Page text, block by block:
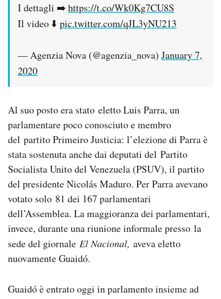
I dettagli ➡️ https://t.co/Wk0Kg7CU8S
Il video ⬇️ pic.twitter.com/qJL3yNU213
— Agenzia Nova (@agenzia_nova) January 7,
2020
Al suo posto era stato eletto Luis Parra, un
parlamentare poco conosciuto e membro
del partito Primeiro Justicia: l’elezione di Parra è
stata sostenuta anche dai deputati del Partito
Socialista Unito del Venezuela (PSUV), il partito
del presidente Nicolás Maduro. Per Parra avevano
votato solo 81 dei 167 parlamentari
dell’Assemblea. La maggioranza dei parlamentari,
invece, durante una riunione informale presso la
sede del giornale El Nacional, aveva eletto
nuovamente Guaidó.
Guaidó è entrato oggi in parlamento insieme ad